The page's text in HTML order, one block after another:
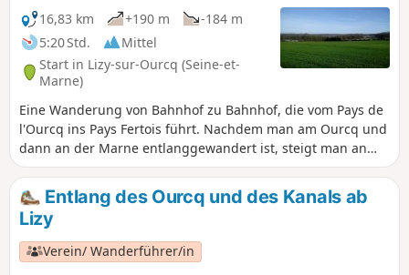
16,83 km
+190 m
-184 m
5:20 Std.
Mittel
Start in Lizy-sur-Ourcq (Seine-et-
Marne)
Eine Wanderung von Bahnhof zu Bahnhof, die vom Pays de
l'Ourcq ins Pays Fertois führt. Nachdem man am Ourcq und
dann an der Marne entlanggewandert ist, steigt man an
und kommt an den Kirchen von Tancrou und Jaignes mit
ihrem Polierstein vorbei. Anschließend geht es entlang des
Ru de Rutel, zwischen Feldern, Wäldern und Obstgärten
hinauf, bevor man durch den Bois départemental de la
Barre und seinen Entdeckungspfad hinuntersteigt.
Entlang des Ourcq und des Kanals ab
Lizy
Verein/ Wanderführer/in